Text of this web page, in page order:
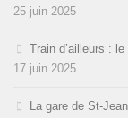
25 juin 2025
Train d’ailleurs : le
17 juin 2025
La gare de St-